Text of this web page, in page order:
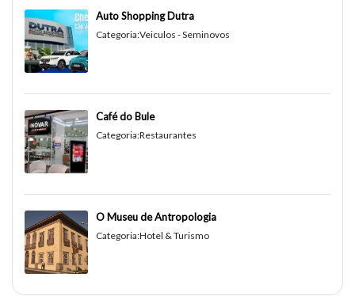
Auto Shopping Dutra
Categoria:Veiculos - Seminovos
Café do Bule
Categoria:Restaurantes
O Museu de Antropologia
Categoria:Hotel & Turismo